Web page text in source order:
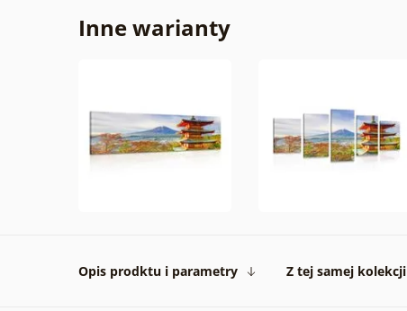
Inne warianty
Opis prodktu i parametry Z tej samej kolekcji